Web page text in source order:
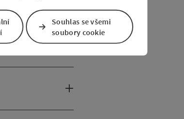
Souhlas se všemi
soubory cookie